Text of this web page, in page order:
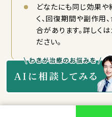
どなたにも同じ効果
く、回復期間や副作用
合があります。詳しく
ださい。
Copyright © KYORITSU